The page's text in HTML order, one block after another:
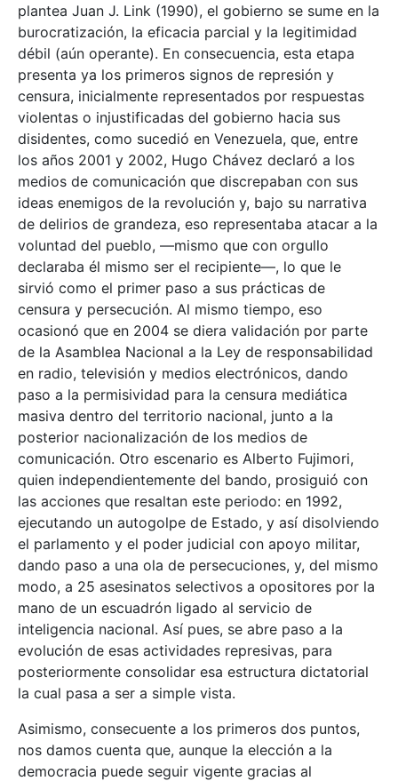
plantea Juan J. Link (1990), el gobierno se sume en la
burocratización, la eficacia parcial y la legitimidad
débil (aún operante). En consecuencia, esta etapa
presenta ya los primeros signos de represión y
censura, inicialmente representados por respuestas
violentas o injustificadas del gobierno hacia sus
disidentes, como sucedió en Venezuela, que, entre
los años 2001 y 2002, Hugo Chávez declaró a los
medios de comunicación que discrepaban con sus
ideas enemigos de la revolución y, bajo su narrativa
de delirios de grandeza, eso representaba atacar a la
voluntad del pueblo, —mismo que con orgullo
declaraba él mismo ser el recipiente—, lo que le
sirvió como el primer paso a sus prácticas de
censura y persecución. Al mismo tiempo, eso
ocasionó que en 2004 se diera validación por parte
de la Asamblea Nacional a la Ley de responsabilidad
en radio, televisión y medios electrónicos, dando
paso a la permisividad para la censura mediática
masiva dentro del territorio nacional, junto a la
posterior nacionalización de los medios de
comunicación. Otro escenario es Alberto Fujimori,
quien independientemente del bando, prosiguió con
las acciones que resaltan este periodo: en 1992,
ejecutando un autogolpe de Estado, y así disolviendo
el parlamento y el poder judicial con apoyo militar,
dando paso a una ola de persecuciones, y, del mismo
modo, a 25 asesinatos selectivos a opositores por la
mano de un escuadrón ligado al servicio de
inteligencia nacional. Así pues, se abre paso a la
evolución de esas actividades represivas, para
posteriormente consolidar esa estructura dictatorial
la cual pasa a ser a simple vista.
Asimismo, consecuente a los primeros dos puntos,
nos damos cuenta que, aunque la elección a la
democracia puede seguir vigente gracias al